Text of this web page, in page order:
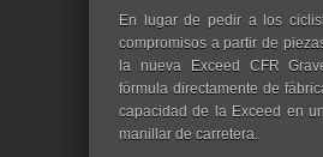
En lugar de pedir a los
compromisos a partir de
la nueva Exceed CFR
fórmula directamente de
capacidad de la Exceed en
manillar de carretera.